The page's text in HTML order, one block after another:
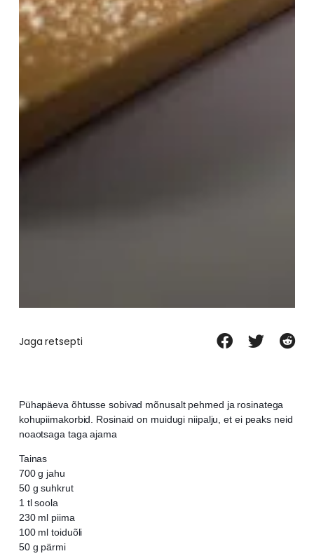
Jaga retsepti
Pühapäeva õhtusse sobivad mõnusalt pehmed ja rosinatega
kohupiimakorbid. Rosinaid on muidugi niipalju, et ei peaks neid
noaotsaga taga ajama
Tainas
700 g jahu
50 g suhkrut
1 tl soola
230 ml piima
100 ml toiduõli
50 g pärmi